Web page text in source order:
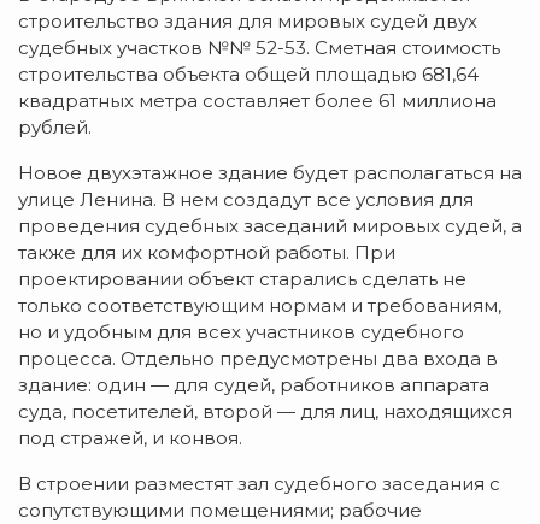
строительство здания для мировых судей двух
судебных участков №№ 52-53. Сметная стоимость
строительства объекта общей площадью 681,64
квадратных метра составляет более 61 миллиона
рублей.
Новое двухэтажное здание будет располагаться на
улице Ленина. В нем создадут все условия для
проведения судебных заседаний мировых судей, а
также для их комфортной работы. При
проектировании объект старались сделать не
только соответствующим нормам и требованиям,
но и удобным для всех участников судебного
процесса. Отдельно предусмотрены два входа в
здание: один — для судей, работников аппарата
суда, посетителей, второй — для лиц, находящихся
под стражей, и конвоя.
В строении разместят зал судебного заседания с
сопутствующими помещениями; рабочие